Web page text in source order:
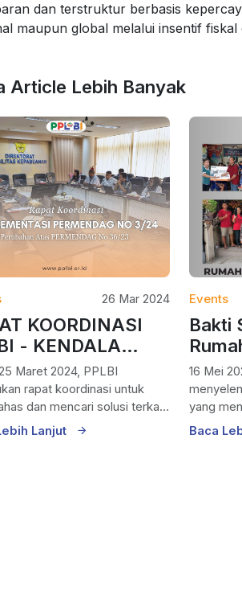
dan terstruktur berbasis
maupun global melalui insentif fiskal
Article Lebih Banyak
26 Mar 2024
KOORDINASI
- KENDALA
NO 3/24
ATAS
NO 36/23
Maret 2024, PPLBI
rapat koordinasi untuk
dan mencari solusi terkait
implementasi...
Lanjut
Events
Bakti
16 Mei 2023,
yang
anggota
Baca